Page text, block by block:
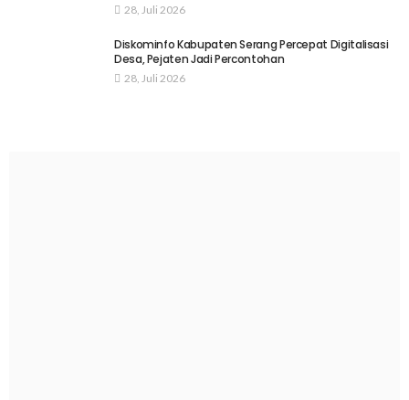
28, Juli 2026
Diskominfo Kabupaten Serang Percepat Digitalisasi
Desa, Pejaten Jadi Percontohan
28, Juli 2026